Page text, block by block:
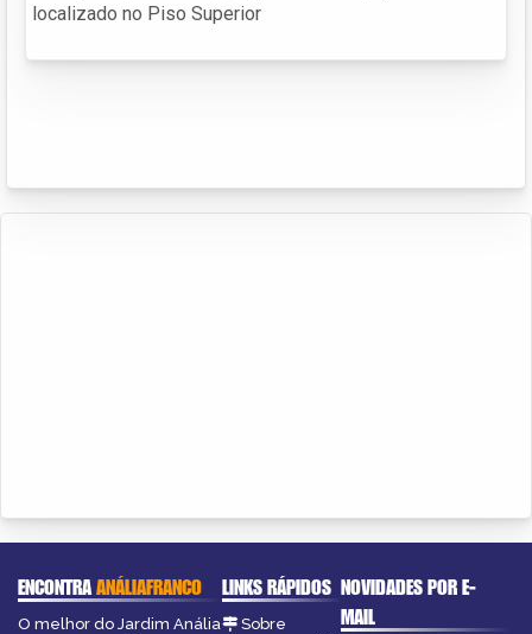
localizado no Piso Superior
ENCONTRAANÁLIAFRANCO
O melhor do Jardim Anália
LINKS RÁPIDOS
Sobre
NOVIDADES POR E-
MAIL